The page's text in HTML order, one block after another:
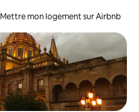
Mettre mon logement sur Airbnb